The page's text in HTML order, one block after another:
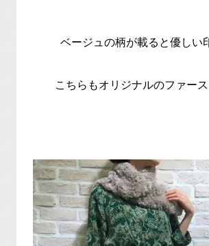
ベージュの柄が載ると優しい
こちらもオリジナルのファース